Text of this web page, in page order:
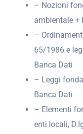
– Nozioni
ambientale +
–
65/1986 e
Banca Dati
– Leggi
Banca Dati
– Elementi
enti locali,